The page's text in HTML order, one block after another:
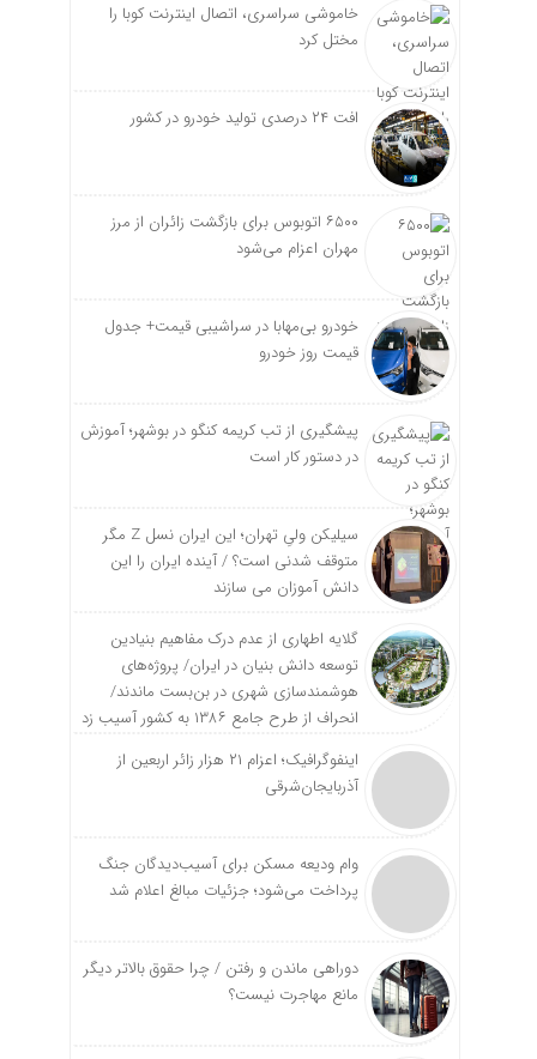
خاموشی سراسری، اتصال اینترنت کوبا را
مختل کرد
افت ۲۴ درصدی تولید خودرو در کشور
۶۵۰۰ اتوبوس برای بازگشت زائران از مرز
مهران اعزام می‌شود
خودرو بی‌مهابا در سراشیبی قیمت+ جدول
قیمت روز خودرو
پیشگیری از تب کریمه کنگو در بوشهر؛ آموزش
در دستور کار است
سیلیکن ولیِ تهران؛ این ایران نسل Z مگر
متوقف شدنی است؟ / آینده ایران را این
دانش آموزان می سازند
گلایه اطهاری از عدم درک مفاهیم بنیادین
توسعه دانش بنیان در ایران/ پروژه‌های
هوشمندسازی شهری در بن‌بست ماندند/
انحراف از طرح جامع ۱۳۸۶ به کشور آسیب زد
اینفوگرافیک؛ اعزام ۲۱ هزار زائر اربعین از
آذربایجان‌شرقی
وام ودیعه مسکن برای آسیب‌دیدگان جنگ
پرداخت می‌شود؛ جزئیات مبالغ اعلام شد
دوراهی ماندن و رفتن / چرا حقوق بالاتر دیگر
مانع مهاجرت نیست؟